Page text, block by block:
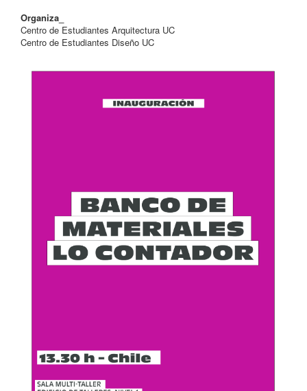
Organiza_
Centro de Estudiantes Arquitectura UC
Centro de Estudiantes Diseño UC